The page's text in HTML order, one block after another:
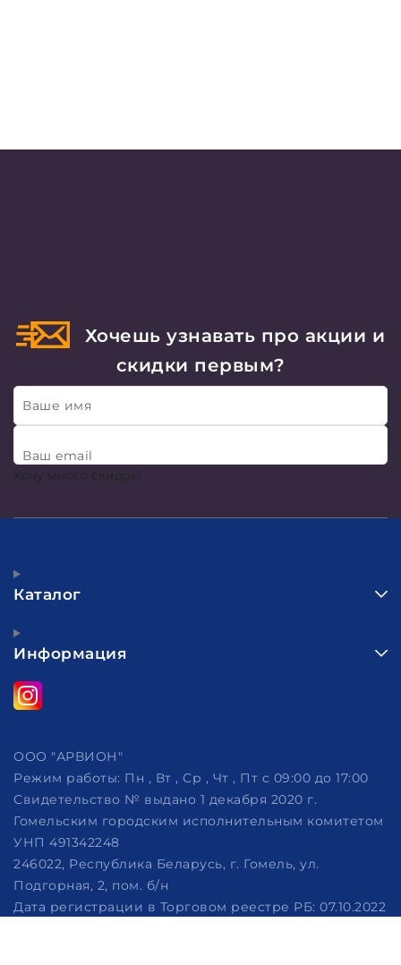
Хочешь узнавать про акции и
скидки первым?
Ваше имя
Ваш email
Хочу много скидок!
Каталог
Информация
ООО "АРВИОН"
Режим работы: Пн , Вт , Ср , Чт , Пт c 09:00 до 17:00
Свидетельство № выдано 1 декабря 2020 г.
Гомельским городским исполнительным комитетом
УНП 491342248
246022, Республика Беларусь, г. Гомель, ул.
Подгорная, 2, пом. б/н
Дата регистрации в Торговом реестре РБ: 07.10.2022